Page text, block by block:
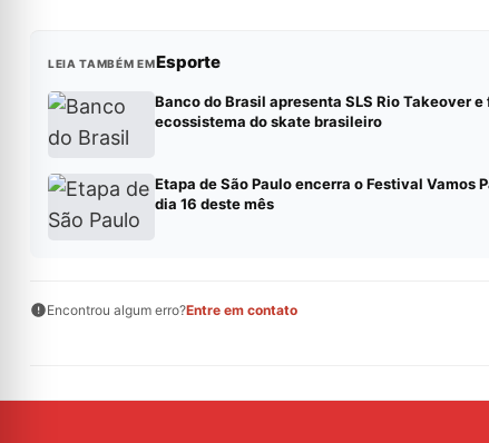
LEIA TAMBÉM EMEsporte
Banco do Brasil apresenta SLS Rio Takeover
ecossistema do skate brasileiro
Etapa de São Paulo encerra o Festival Vamos
dia 16 deste mês
Encontrou algum erro?Entre em contato